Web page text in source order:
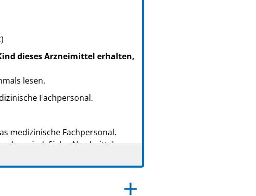
dieses Arzneimittel erhalten,
lesen.
Fachpersonal.
medizinische Fachpersonal.
sind. Siehe Abschnitt 4.